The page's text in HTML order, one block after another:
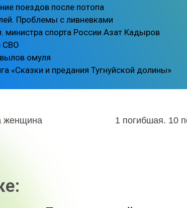
поездов после потопа
Проблемы с ливневками
министра спорта России Азат Кадыров
СВО
омуля
«Сказки и предания Тугнуйской долины»
женщина